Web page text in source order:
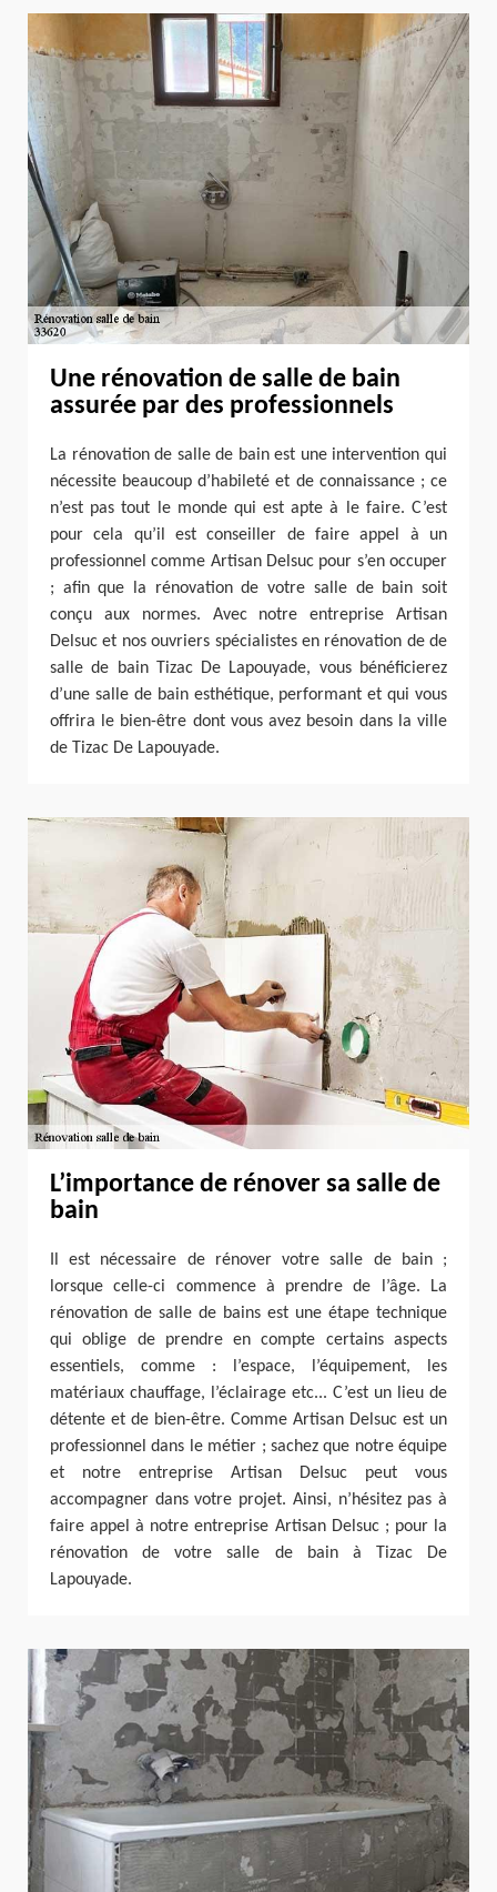
Une rénovation de salle de bain
assurée par des professionnels
La rénovation de salle de bain est une intervention qui
nécessite beaucoup d’habileté et de connaissance ; ce
n’est pas tout le monde qui est apte à le faire. C’est
pour cela qu’il est conseiller de faire appel à un
professionnel comme Artisan Delsuc pour s’en occuper
; afin que la rénovation de votre salle de bain soit
conçu aux normes. Avec notre entreprise Artisan
Delsuc et nos ouvriers spécialistes en rénovation de de
salle de bain Tizac De Lapouyade, vous bénéficierez
d’une salle de bain esthétique, performant et qui vous
offrira le bien-être dont vous avez besoin dans la ville
de Tizac De Lapouyade.
L’importance de rénover sa salle de
bain
Il est nécessaire de rénover votre salle de bain ;
lorsque celle-ci commence à prendre de l’âge. La
rénovation de salle de bains est une étape technique
qui oblige de prendre en compte certains aspects
essentiels, comme : l’espace, l’équipement, les
matériaux chauffage, l’éclairage etc... C’est un lieu de
détente et de bien-être. Comme Artisan Delsuc est un
professionnel dans le métier ; sachez que notre équipe
et notre entreprise Artisan Delsuc peut vous
accompagner dans votre projet. Ainsi, n’hésitez pas à
faire appel à notre entreprise Artisan Delsuc ; pour la
rénovation de votre salle de bain à Tizac De
Lapouyade.